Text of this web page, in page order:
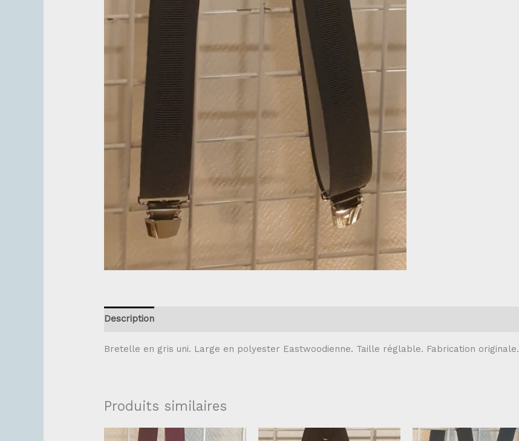
Description
Bretelle en gris uni. Large en polyester Eastwoodienne. Taille réglable. Fabrication originale.
Produits similaires